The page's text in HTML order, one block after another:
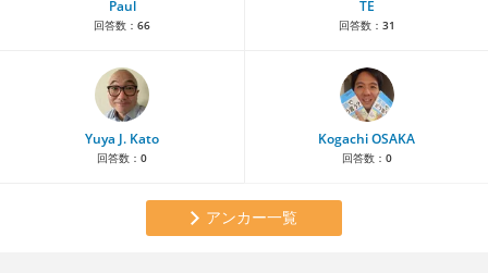
Paul
回答数： 66
TE
回答数： 31
Yuya J. Kato
回答数： 0
Kogachi OSAKA
回答数： 0
アンカー一覧